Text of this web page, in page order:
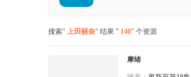
搜索" 上田丽奈" 结果 " 140" 个资源
摩绪